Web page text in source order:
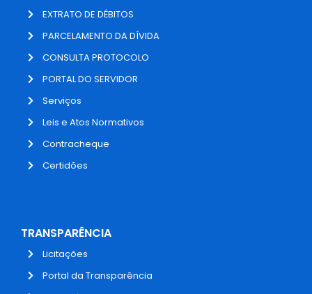
EXTRATO DE DÉBITOS
PARCELAMENTO DA DÍVIDA
CONSULTA PROTOCOLO
PORTAL DO SERVIDOR
Serviços
Leis e Atos Normativos
Contracheque
Certidões
TRANSPARÊNCIA
Licitações
Portal da Transparência